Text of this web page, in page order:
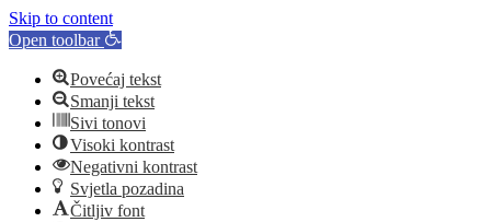
Skip to content
Open toolbar
Povećaj tekst
Smanji tekst
Sivi tonovi
Visoki kontrast
Negativni kontrast
Svjetla pozadina
Čitljiv font